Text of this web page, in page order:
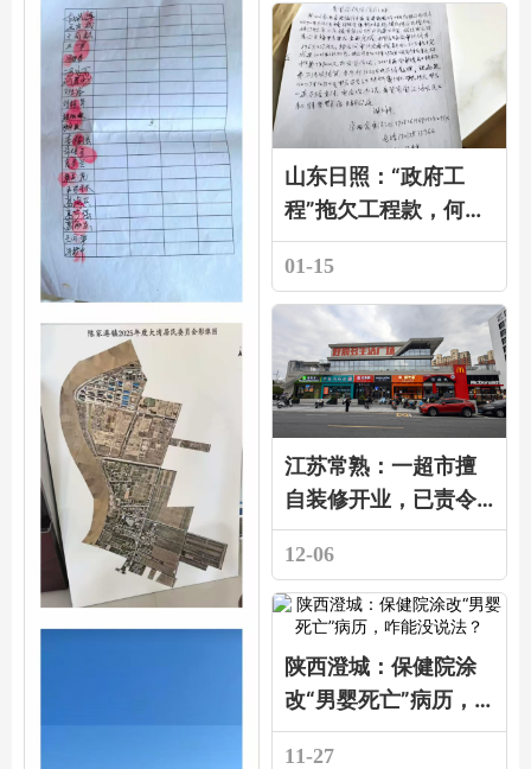
山东日照：“政府工
程”拖欠工程款，何时
支付不能未知？
01-15
江苏常熟：一超市擅
自装修开业，已责令
整改拟处罚
12-06
陕西澄城：保健院涂
改“男婴死亡”病历，
咋能没说法？
11-27